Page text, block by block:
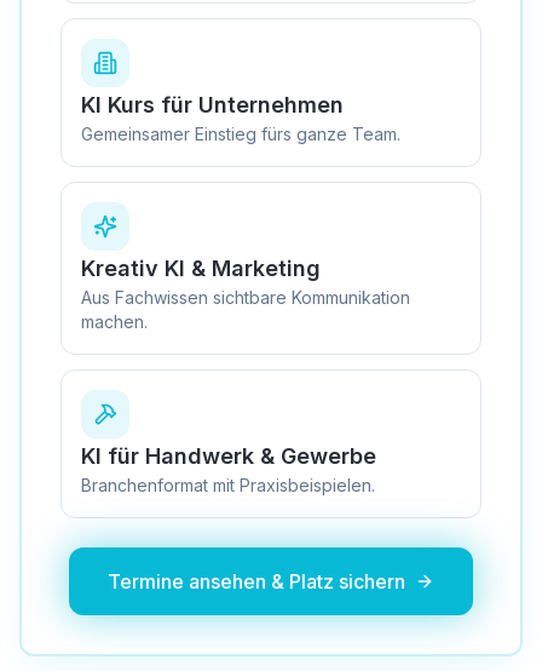
KI Kurs für Unternehmen
Gemeinsamer Einstieg fürs ganze Team.
Kreativ KI & Marketing
Aus Fachwissen sichtbare Kommunikation
machen.
KI für Handwerk & Gewerbe
Branchenformat mit Praxisbeispielen.
Termine ansehen & Platz sichern